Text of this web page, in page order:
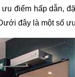
điểm hấp dẫn,
đây là một số